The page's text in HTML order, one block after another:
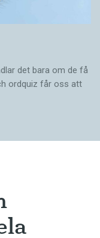
det bara om de få
ordquiz får oss att